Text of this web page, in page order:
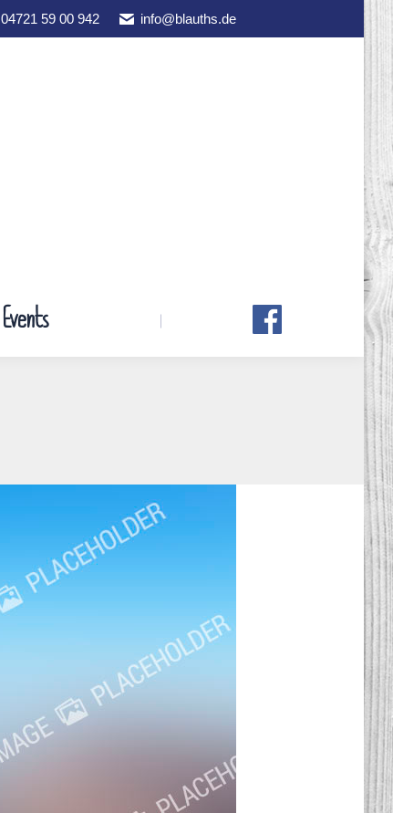
04721 59 00 942 info@blauths.de
Events
Events